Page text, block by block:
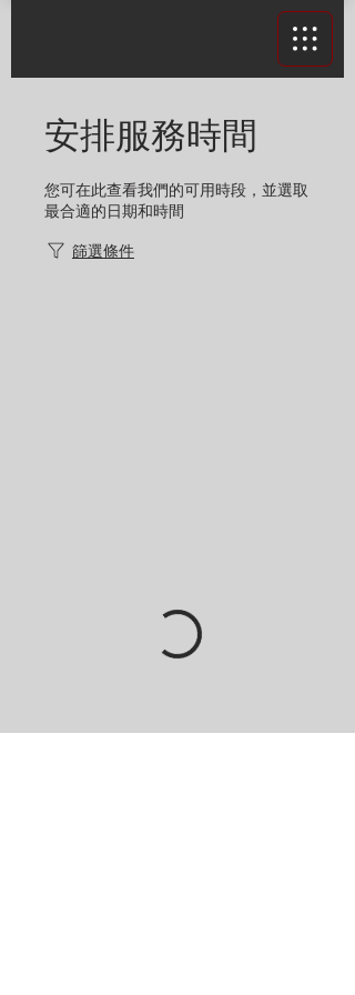
安排服務時間
您可在此查看我們的可用時段，並選取
最合適的日期和時間
篩選條件